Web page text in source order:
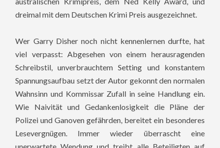
dreimal mit dem Deutschen Krimi Preis ausgezeichnet.
Wer Garry Disher noch nicht kennenlernen durfte, hat
viel verpasst: Abgesehen von einem herausragenden
Schreibstil, unverbrauchtem Setting und konstantem
Spannungsaufbau setzt der Autor gekonnt den normalen
Wahnsinn und Kommissar Zufall in seine Handlung ein.
Wie Naivität und Gedankenlosigkeit die Pläne der
Polizei und Ganoven gefährden, bereitet ein besonderes
Lesevergnügen. Immer wieder überrascht eine